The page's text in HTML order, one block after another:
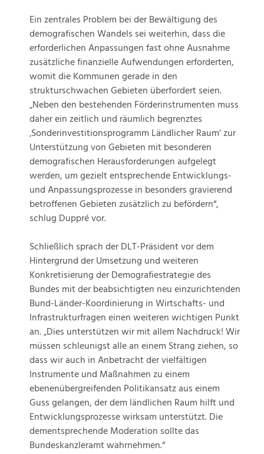
Ein zentrales Problem bei der Bewältigung des
demografischen Wandels sei weiterhin, dass die
erforderlichen Anpassungen fast ohne Ausnahme
zusätzliche finanzielle Aufwendungen erforderten,
womit die Kommunen gerade in den
strukturschwachen Gebieten überfordert seien.
„Neben den bestehenden Förderinstrumenten muss
daher ein zeitlich und räumlich begrenztes
‚Sonderinvestitionsprogramm Ländlicher Raum‘ zur
Unterstützung von Gebieten mit besonderen
demografischen Herausforderungen aufgelegt
werden, um gezielt entsprechende Entwicklungs-
und Anpassungsprozesse in besonders gravierend
betroffenen Gebieten zusätzlich zu befördern“,
schlug Duppré vor.
Schließlich sprach der DLT-Präsident vor dem
Hintergrund der Umsetzung und weiteren
Konkretisierung der Demografiestrategie des
Bundes mit der beabsichtigten neu einzurichtenden
Bund-Länder-Koordinierung in Wirtschafts- und
Infrastrukturfragen einen weiteren wichtigen Punkt
an. „Dies unterstützen wir mit allem Nachdruck! Wir
müssen schleunigst alle an einem Strang ziehen, so
dass wir auch in Anbetracht der vielfältigen
Instrumente und Maßnahmen zu einem
ebenenübergreifenden Politikansatz aus einem
Guss gelangen, der dem ländlichen Raum hilft und
Entwicklungsprozesse wirksam unterstützt. Die
dementsprechende Moderation sollte das
Bundeskanzleramt wahrnehmen.“